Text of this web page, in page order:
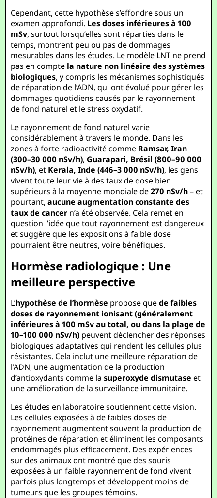
Cependant, cette hypothèse s’effondre sous un
examen approfondi. Les doses inférieures à 100
mSv, surtout lorsqu’elles sont réparties dans le
temps, montrent peu ou pas de dommages
mesurables dans les études. Le modèle LNT ne prend
pas en compte la nature non linéaire des systèmes
biologiques, y compris les mécanismes sophistiqués
de réparation de l’ADN, qui ont évolué pour gérer les
dommages quotidiens causés par le rayonnement
de fond naturel et le stress oxydatif.
Le rayonnement de fond naturel varie
considérablement à travers le monde. Dans les
zones à forte radioactivité comme Ramsar, Iran
(300–30 000 nSv/h), Guarapari, Brésil (800–90 000
nSv/h), et Kerala, Inde (446–3 000 nSv/h), les gens
vivent toute leur vie à des taux de dose bien
supérieurs à la moyenne mondiale de270 nSv/h– et
pourtant,aucune augmentation constante des
taux de cancer n’a été observée. Cela remet en
question l’idée que tout rayonnement est dangereux
et suggère que les expositions à faible dose
pourraient être neutres, voire bénéfiques.
Hormèse radiologique : Une
meilleure perspective
L’hypothèse de l’hormèse propose quede faibles
doses de rayonnement ionisant (généralement
inférieures à 100 mSv au total, ou dans la plage de
10–100 000 nSv/h) peuvent déclencher des réponses
biologiques adaptatives qui rendent les cellules plus
résistantes. Cela inclut une meilleure réparation de
l’ADN, une augmentation de la production
d’antioxydants comme lasuperoxyde dismutase et
une amélioration de la surveillance immunitaire.
Les études en laboratoire soutiennent cette vision.
Les cellules exposées à de faibles doses de
rayonnement augmentent souvent la production de
protéines de réparation et éliminent les composants
endommagés plus efficacement. Des expériences
sur des animaux ont montré que des souris
exposées à un faible rayonnement de fond vivent
parfois plus longtemps et développent moins de
tumeurs que les groupes témoins.